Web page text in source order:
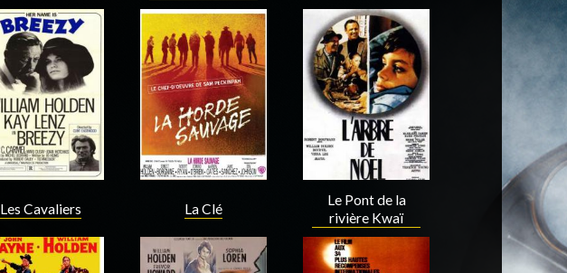
Les Cavaliers La Clé
Le Pont de la
rivière Kwaï